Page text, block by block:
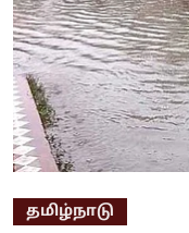
தமிழ்நாடு